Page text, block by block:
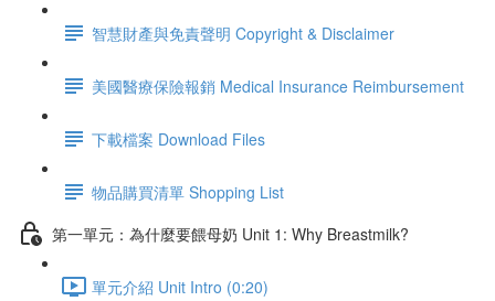
智慧財產與免責聲明 Copyright & Disclaimer
美國醫療保險報銷 Medical Insurance Reimbursement
下載檔案 Download Files
物品購買清單 Shopping List
第一單元：為什麼要餵母奶 Unit 1: Why Breastmilk?
單元介紹 Unit Intro (0:20)